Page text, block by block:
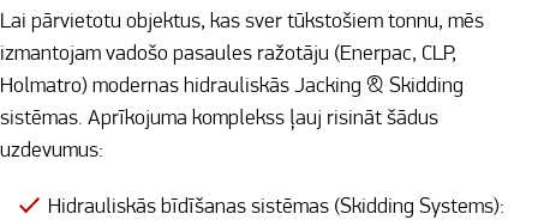
Lai pārvietotu objektus, kas sver tūkstošiem tonnu, mēs
izmantojam vadošo pasaules ražotāju (Enerpac, CLP,
Holmatro) modernas hidrauliskās Jacking & Skidding
sistēmas. Aprīkojuma komplekss ļauj risināt šādus
uzdevumus:
Hidrauliskās bīdīšanas sistēmas (Skidding Systems):